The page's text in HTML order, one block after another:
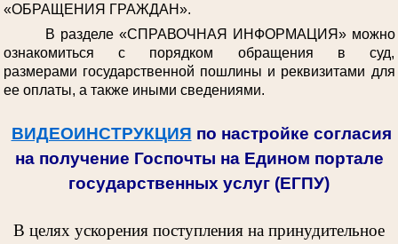
«ОБРАЩЕНИЯ ГРАЖДАН».
В разделе «СПРАВОЧНАЯ ИНФОРМАЦИЯ» можно
ознакомиться с порядком обращения в суд,
размерами государственной пошлины и реквизитами для
ее оплаты, а также иными сведениями.
ВИДЕОИНСТРУКЦИЯ по настройке согласия
на получение Госпочты на Едином портале
государственных услуг (ЕГПУ)
В целях ускорения поступления на принудительное